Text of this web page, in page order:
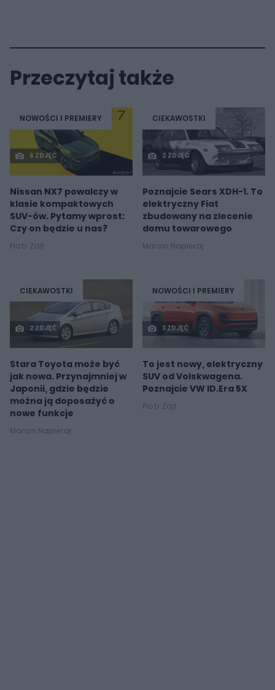
Przeczytaj także
NOWOŚCI I PREMIERY
6 ZDJĘĆ
Nissan NX7 powalczy w
klasie kompaktowych
SUV-ów. Pytamy wprost:
Czy on będzie u nas?
Piotr Zajt
CIEKAWOSTKI
2 ZDJĘĆ
Poznajcie Sears XDH-1. To
elektryczny Fiat
zbudowany na zlecenie
domu towarowego
Marcin Napieraj
CIEKAWOSTKI
2 ZDJĘĆ
Stara Toyota może być
jak nowa. Przynajmniej w
Japonii, gdzie będzie
można ją doposażyć o
nowe funkcje
Marcin Napieraj
NOWOŚCI I PREMIERY
3 ZDJĘĆ
To jest nowy, elektryczny
SUV od Volskwagena.
Poznajcie VW ID.Era 5X
Piotr Zajt